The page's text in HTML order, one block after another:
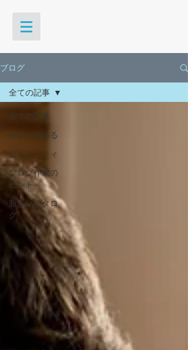
ブログ
全ての記事
今すぐ始める
コミュニティ
ブログ作成の
ヒント
新しいカタロ
グ
全ての記事